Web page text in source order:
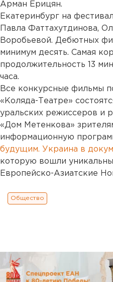
Арман Ерицян.
Екатеринбург на
Павла Фаттахутдинова,
Воробьевой. Дебютных
минимум десять. Самая
продолжительность 13
часа.
Все конкурсные фильмы
«Коляда-Театре»
уральских режиссеров и
«Дом Метенкова»
информационную
будущим. Украина в
которую вошли
Европейско-Азиатские
Общество